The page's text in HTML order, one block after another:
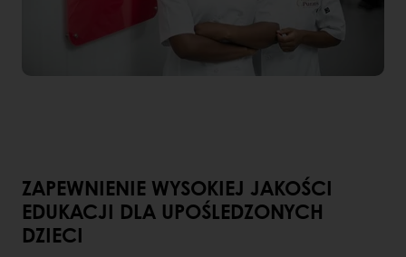
ZAPEWNIENIE WYSOKIEJ JAKOŚCI
EDUKACJI DLA UPOŚLEDZONYCH
DZIECI